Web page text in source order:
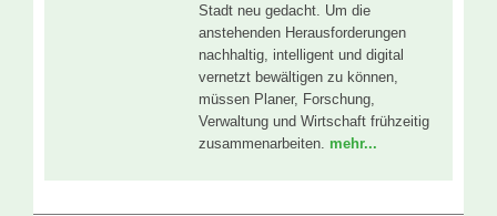
Stadt neu gedacht. Um die
anstehenden Herausforderungen
nachhaltig, intelligent und digital
vernetzt bewältigen zu können,
müssen Planer, Forschung,
Verwaltung und Wirtschaft frühzeitig
zusammenarbeiten. mehr...